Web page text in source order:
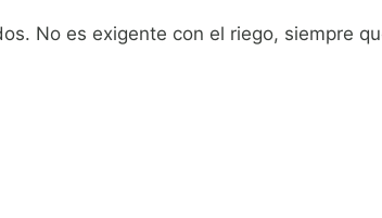
No es exigente con el riego, siempre